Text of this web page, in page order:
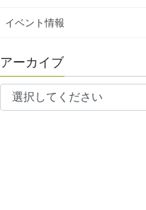
イベント情報
アーカイブ